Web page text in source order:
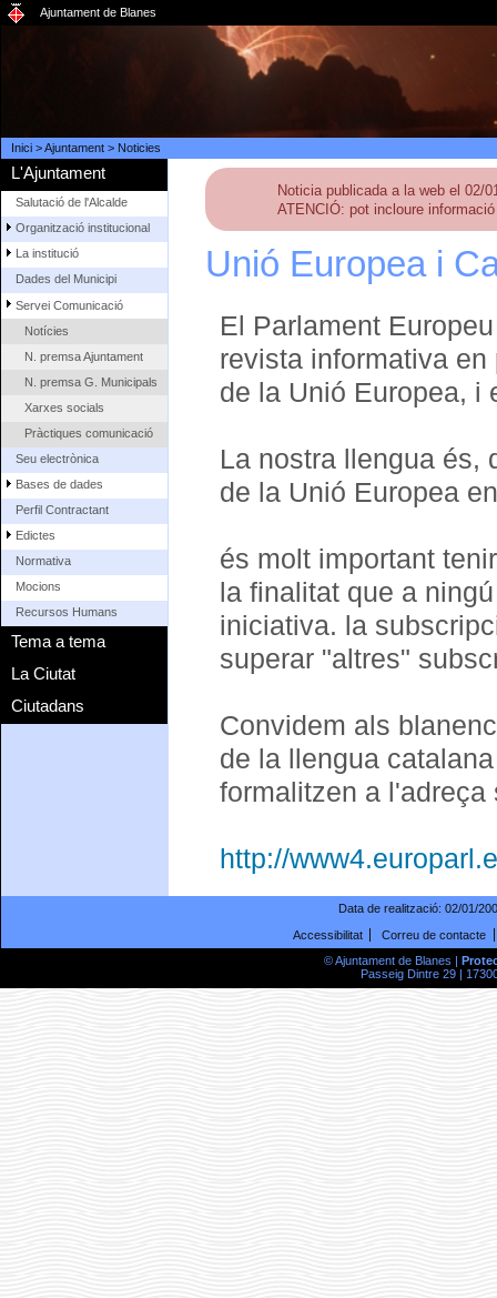
Ajuntament de Blanes
Inici>Ajuntament> Noticies
L'Ajuntament
Salutació de l'Alcalde
Organització institucional
La institució
Dades del Municipi
Servei Comunicació
Notícies
N. premsa Ajuntament
N. premsa G. Municipals
Xarxes socials
Pràctiques comunicació
Seu electrònica
Bases de dades
Perfil Contractant
Edictes
Normativa
Mocions
Recursos Humans
Tema a tema
La Ciutat
Ciutadans
Noticia publicada a la web el 02/
ATENCIÓ: pot incloure
Unió Europea i
El Parlament
revista informativa
de la Unió Europea, i
La nostra llengua és,
de la Unió Europea
és molt important
la finalitat que a
iniciativa. la
superar "altres"
Convidem als
de la llengua
formalitzen a l'adreça
http://
Data de realització: 02/01/
Accessibilitat
Correu de contacte
© Ajuntament de Blanes |
Passeig Dintre 29 |